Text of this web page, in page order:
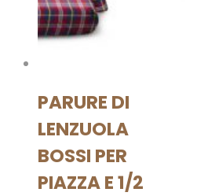
PARURE DI
LENZUOLA
BOSSI PER
PIAZZA E 1/2